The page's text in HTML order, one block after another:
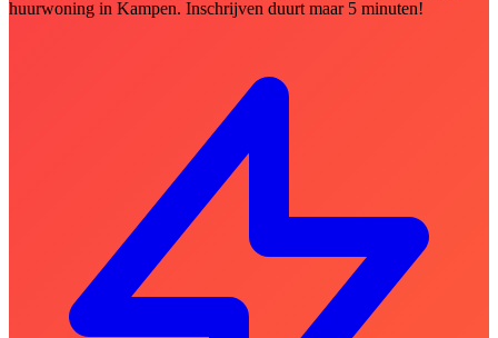
huurwoning in Kampen. Inschrijven duurt maar 5 minuten!